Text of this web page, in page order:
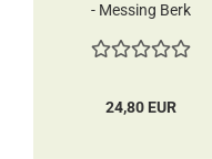
- Messing Berk
24,80 EUR